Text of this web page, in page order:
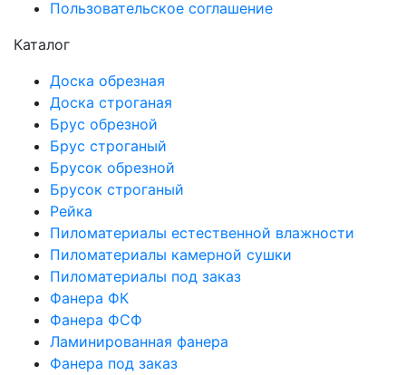
Пользовательское соглашение
Каталог
Доска обрезная
Доска строганая
Брус обрезной
Брус строганый
Брусок обрезной
Брусок строганый
Рейка
Пиломатериалы естественной влажности
Пиломатериалы камерной сушки
Пиломатериалы под заказ
Фанера ФК
Фанера ФСФ
Ламинированная фанера
Фанера под заказ